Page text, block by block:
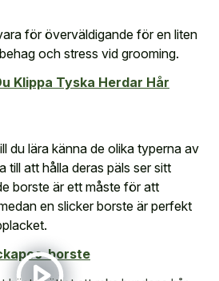
för överväldigande för en liten
och stress vid grooming.
Klippa Tyska Herdar Hår
du lära känna de olika typerna av
till att hålla deras päls ser sitt
borste är ett måste för att
en slicker borste är perfekt
borste